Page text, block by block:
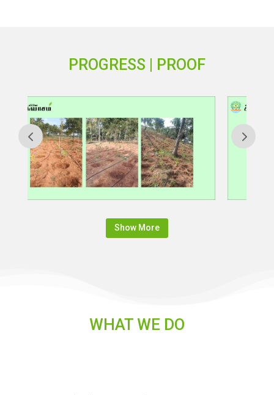
PROGRESS | PROOF
Show More
WHAT WE DO